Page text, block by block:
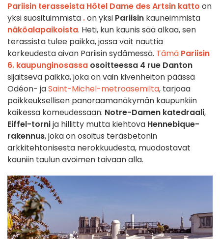
Pariisin terasseista Hôtel Dame des Artsin katto on
yksi suosituimmista .on yksi Pariisin kauneimmista
näköalapaikoista. Heti, kun kaunis sää alkaa, sen
terassista tulee paikka, jossa voit nauttia
korkeudesta aivan Pariisin sydämessä. Tämä Pariisin
6. kaupunginosassa osoitteessa 4 rue Danton
sijaitseva paikka, joka on vain kivenheiton päässä
Odéon- jaSaint-Michel-metroasemilta, tarjoaa
poikkeuksellisen panoraamanäkymän kaupunkiin
kaikessa komeudessaan. Notre-Damen katedraali,
Eiffel-tornija hillitty mutta kiehtova Hennebique-
rakennus, joka on osoitus teräsbetonin
arkkitehtonisesta nerokkuudesta, muodostavat
kauniin taulun avoimen taivaan alla.